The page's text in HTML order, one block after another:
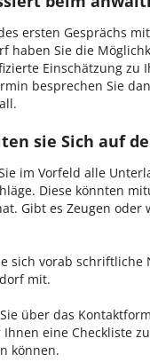
ersten Gesprächs
haben Sie die
Einschätzung zu
besprechen Sie
sie Sich auf
im Vorfeld alle
Diese könnten
Gibt es Zeugen
sich vorab
mit.
über das
eine Checkliste
können.